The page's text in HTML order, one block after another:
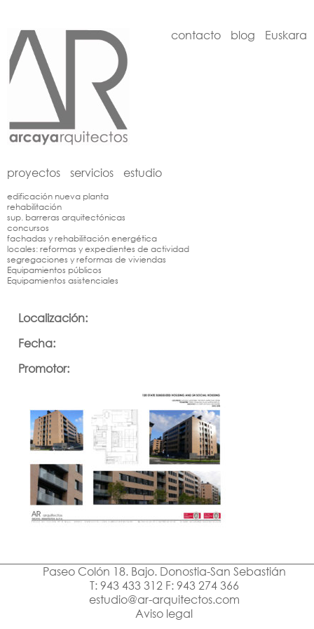
contacto blog Euskara
proyectos servicios estudio
edificación nueva planta
rehabilitación
sup. barreras arquitectónicas
concursos
fachadas y rehabilitación energética
locales: reformas y expedientes de actividad
segregaciones y reformas de viviendas
Equipamientos públicos
Equipamientos asistenciales
Localización:
Fecha:
Promotor:
Paseo Colón 18. Bajo. Donostia-San Sebastián
T: 943 433 312 F: 943 274 366
estudio@ar-arquitectos.com
Aviso legal